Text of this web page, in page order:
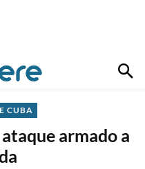
CUBA
armado a